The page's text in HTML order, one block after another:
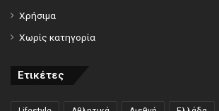
Χρήσιμα
Χωρίς κατηγορία
Ετικέτες